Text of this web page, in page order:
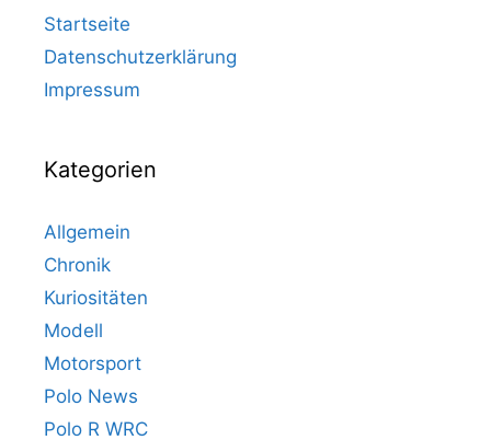
Startseite
Datenschutzerklärung
Impressum
Kategorien
Allgemein
Chronik
Kuriositäten
Modell
Motorsport
Polo News
Polo R WRC